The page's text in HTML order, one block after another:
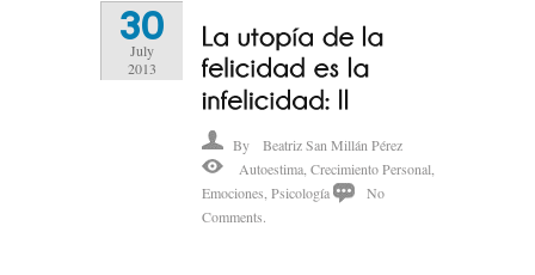
30
July
2013
By Beatriz San Millán Pérez
Autoestima Crecimiento Personal
Emociones Psicología
No
Comments.